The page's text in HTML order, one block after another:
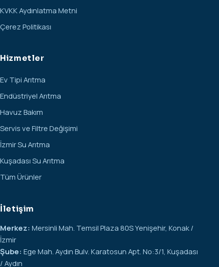
KVKK Aydınlatma Metni
Çerez Politikası
Hizmetler
Ev Tipi Arıtma
Endüstriyel Arıtma
Havuz Bakım
Servis ve Filtre Değişimi
İzmir Su Arıtma
Kuşadası Su Arıtma
Tüm Ürünler
İletişim
Merkez: Mersinli Mah. Temsil Plaza 80S Yenişehir, Konak /
İzmir
Şube: Ege Mah. Aydın Bulv. Karatosun Apt. No:3/1, Kuşadası
/ Aydın